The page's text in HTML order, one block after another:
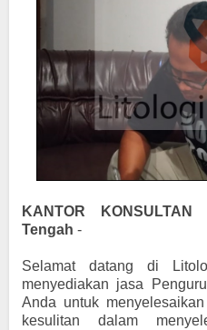
KANTOR
Tengah -
Selamat datang di
menyediakan jasa
Anda untuk
kesulitan dalam